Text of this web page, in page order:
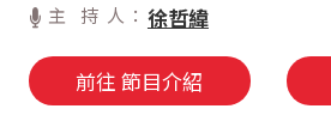
主 持 人： 徐哲緯
前往 節目介紹